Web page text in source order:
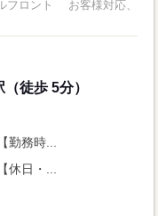
フロント お客様対応、
徒歩 5分）
務時...
日・...